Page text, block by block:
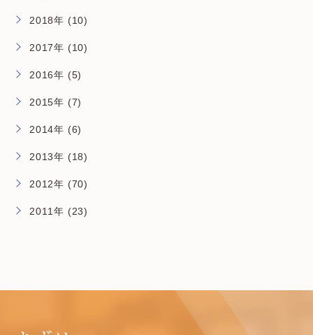
2018年 (10)
2017年 (10)
2016年 (5)
2015年 (7)
2014年 (6)
2013年 (18)
2012年 (70)
2011年 (23)